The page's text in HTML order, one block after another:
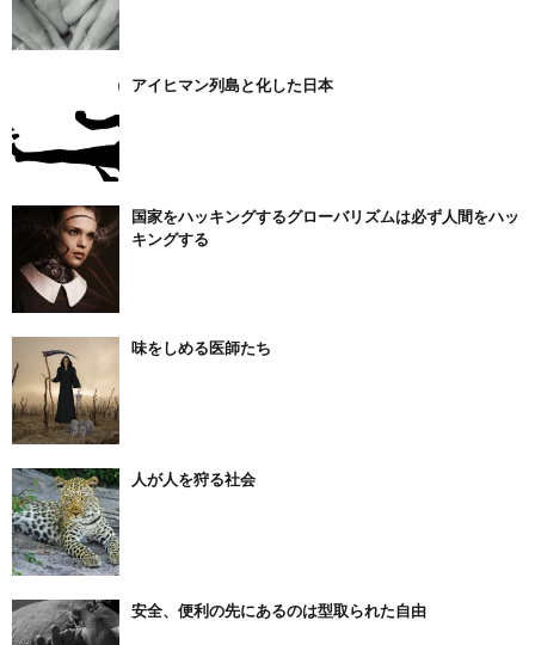
アイヒマン列島と化した日本
国家をハッキングするグローバリズムは必ず人間をハッ
キングする
味をしめる医師たち
人が人を狩る社会
安全、便利の先にあるのは型取られた自由